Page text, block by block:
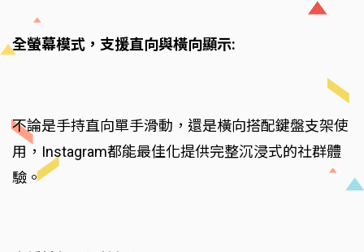
全螢幕模式，支援直向與橫向顯示:
不論是手持直向單手滑動，還是橫向搭配鍵盤支架使
用，Instagram都能最佳化提供完整沉浸式的社群體
驗。